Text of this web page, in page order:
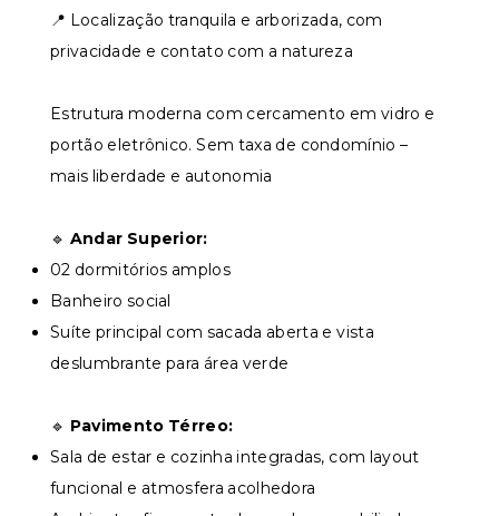
📍 Localização tranquila e arborizada, com
privacidade e contato com a natureza
Estrutura moderna com cercamento em vidro e
portão eletrônico. Sem taxa de condomínio –
mais liberdade e autonomia
🔹 Andar Superior:
02 dormitórios amplos
Banheiro social
Suíte principal com sacada aberta e vista
deslumbrante para área verde
🔹 Pavimento Térreo:
Sala de estar e cozinha integradas, com layout
funcional e atmosfera acolhedora